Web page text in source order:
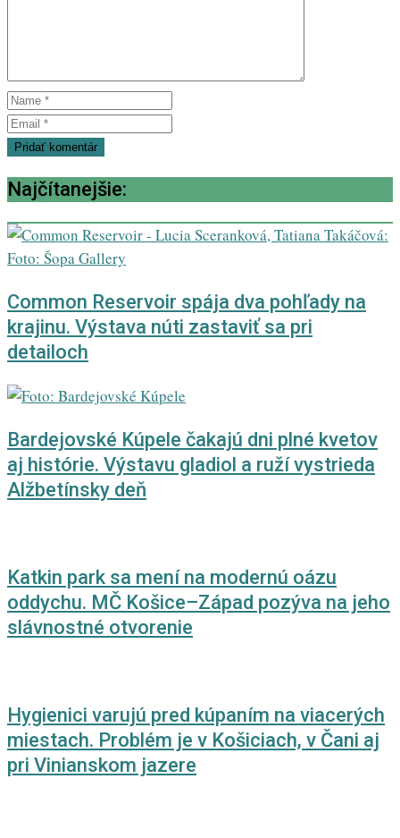
Najčítanejšie:
Common Reservoir spája dva pohľady na
krajinu. Výstava núti zastaviť sa pri
detailoch
Bardejovské Kúpele čakajú dni plné kvetov
aj histórie. Výstavu gladiol a ruží vystrieda
Alžbetínsky deň
Katkin park sa mení na modernú oázu
oddychu. MČ Košice–Západ pozýva na jeho
slávnostné otvorenie
Hygienici varujú pred kúpaním na viacerých
miestach. Problém je v Košiciach, v Čani aj
pri Vinianskom jazere